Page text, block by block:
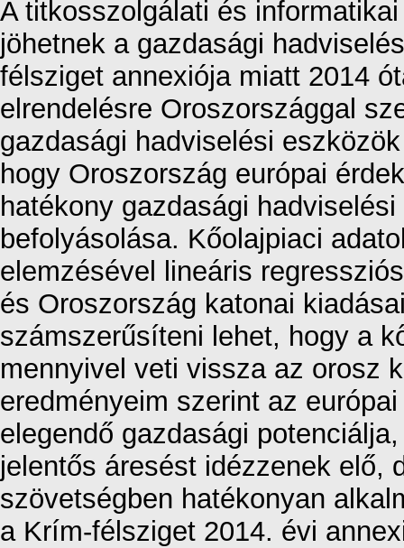
A titkosszolgálati és
jöhetnek a gazdasági
félsziget annexiója miatt 2014
elrendelésre Oroszországgal
gazdasági hadviselési
hogy Oroszország európai
hatékony gazdasági
befolyásolása. Kőolajpiaci
elemzésével lineáris
és Oroszország katonai
számszerűsíteni lehet, hogy a
mennyivel veti vissza az orosz
eredményeim szerint az
elegendő gazdasági
jelentős áresést idézzenek elő,
szövetségben hatékonyan
a Krím-félsziget 2014. évi